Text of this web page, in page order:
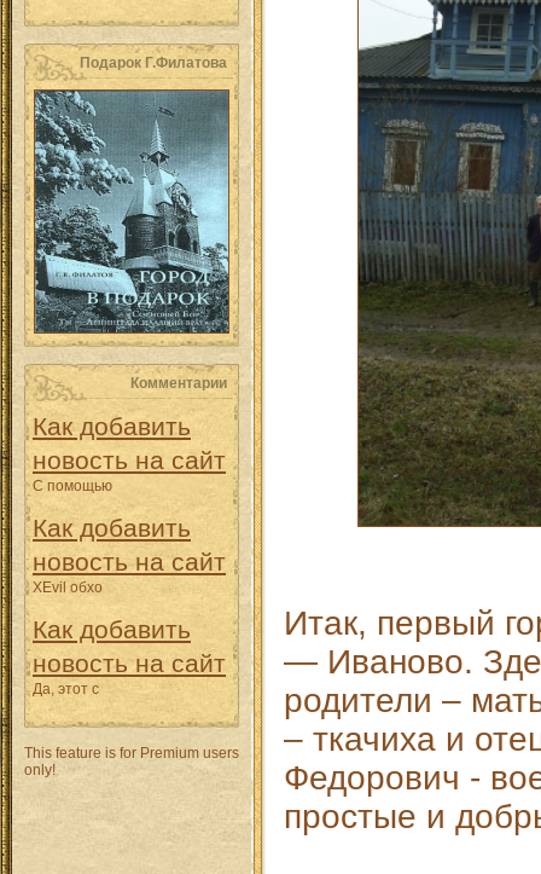
Подарок Г.Филатова
Комментарии
Как добавить
новость на сайт
С помощью
Как добавить
новость на сайт
XEvil обхо
Как добавить
новость на сайт
Да, этот с
This feature is for Premium users
only!
Итак, первый
— Иваново.
родители –
– ткачиха и
Федорович -
простые и